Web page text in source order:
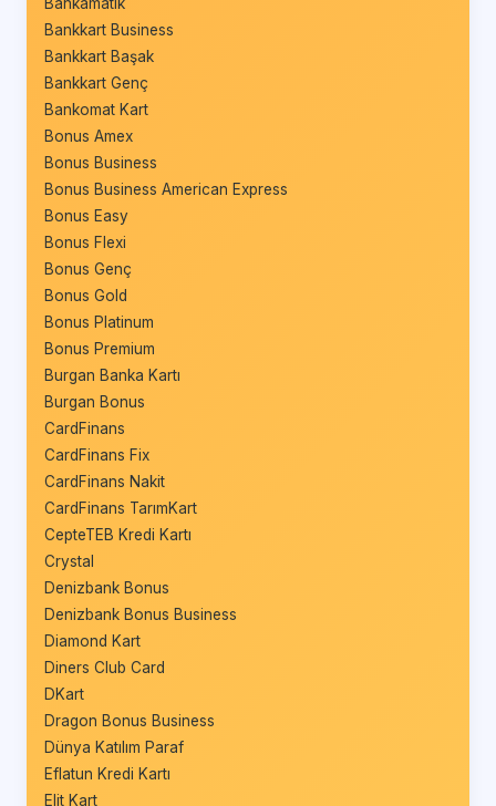
Bankamatik
Bankkart Business
Bankkart Başak
Bankkart Genç
Bankomat Kart
Bonus Amex
Bonus Business
Bonus Business American Express
Bonus Easy
Bonus Flexi
Bonus Genç
Bonus Gold
Bonus Platinum
Bonus Premium
Burgan Banka Kartı
Burgan Bonus
CardFinans
CardFinans Fix
CardFinans Nakit
CardFinans TarımKart
CepteTEB Kredi Kartı
Crystal
Denizbank Bonus
Denizbank Bonus Business
Diamond Kart
Diners Club Card
DKart
Dragon Bonus Business
Dünya Katılım Paraf
Eflatun Kredi Kartı
Elit Kart